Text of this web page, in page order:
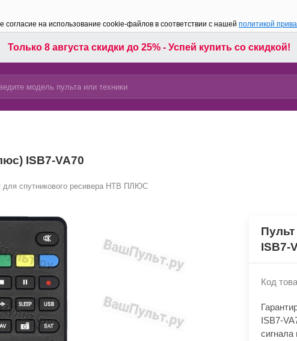
на использование cookie-файлов в соответствии с нашей политикой
Только 8 августа скидки до 25% - Успей купить со скидкой!
ISB7-VA70
для спутникового ресивера НТВ ПЛЮС
ISB7-
Код
ISB7-